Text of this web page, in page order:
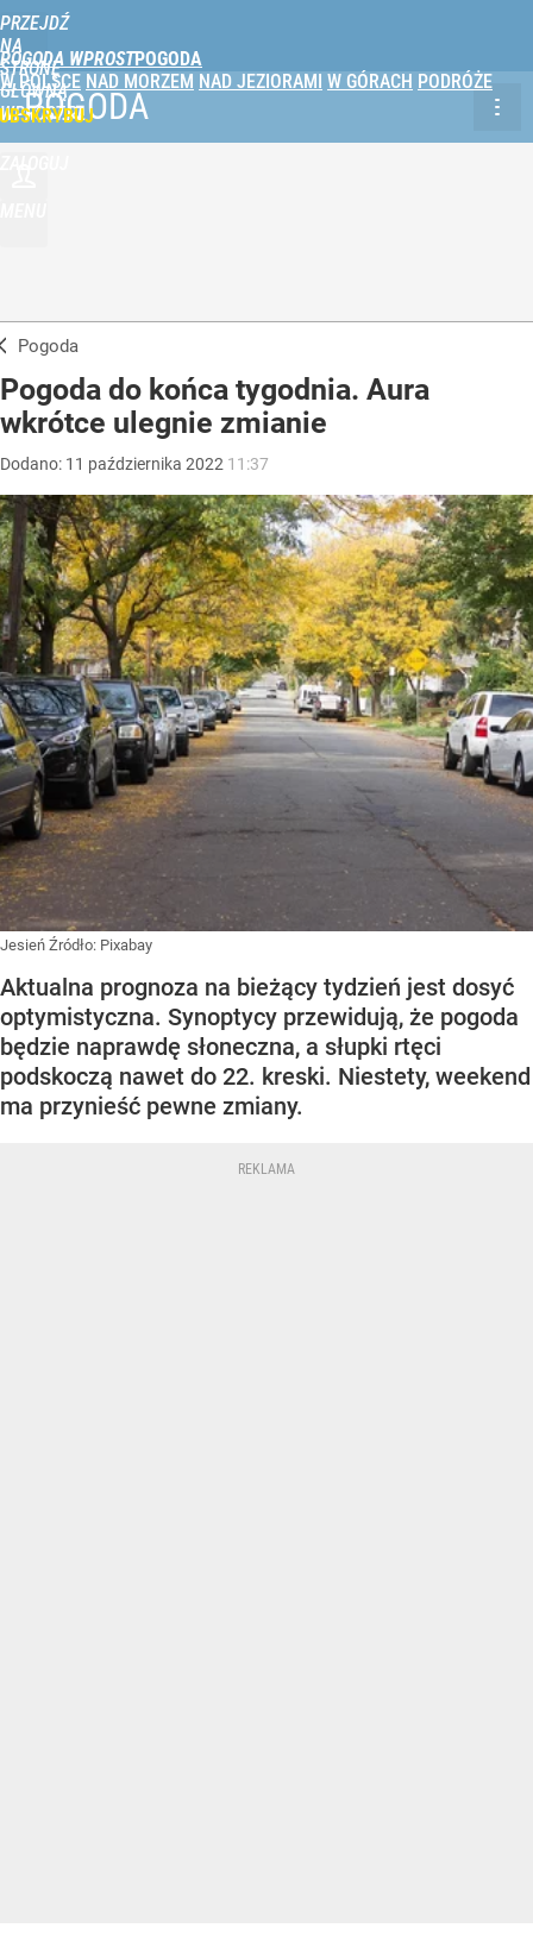
PRZEJDŹ
NA
STRONĘ
GŁÓWNĄ
WPROST.PL
POGODA WPROST
W POLSCE NAD MORZEM NAD JEZIORAMI W GÓRACH PODRÓŻE
POGODA
Pogoda
Pogoda do końca tygodnia. Aura
wkrótce ulegnie zmianie
Dodano: 11 października 2022 11:37
Jesień Źródło: Pixabay
Aktualna prognoza na bieżący tydzień jest dosyć
optymistyczna. Synoptycy przewidują, że pogoda
będzie naprawdę słoneczna, a słupki rtęci
podskoczą nawet do 22. kreski. Niestety, weekend
ma przynieść pewne zmiany.